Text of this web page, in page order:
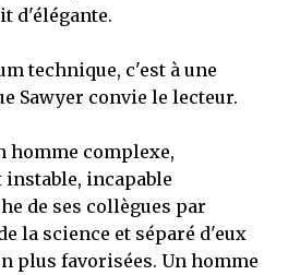
d'élégante.
technique, c'est à une
Sawyer convie le lecteur.
homme complexe,
incapable
de ses collègues par
la science et séparé d'eux
plus favorisées. Un homme